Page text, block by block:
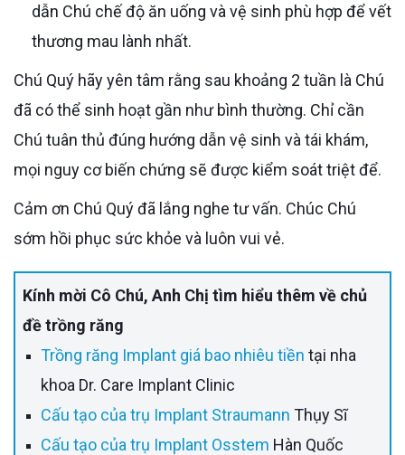
dẫn Chú chế độ ăn uống và vệ sinh phù hợp để vết
thương mau lành nhất.
Chú Quý hãy yên tâm rằng sau khoảng 2 tuần là Chú
đã có thể sinh hoạt gần như bình thường. Chỉ cần
Chú tuân thủ đúng hướng dẫn vệ sinh và tái khám,
mọi nguy cơ biến chứng sẽ được kiểm soát triệt để.
Cảm ơn Chú Quý đã lắng nghe tư vấn. Chúc Chú
sớm hồi phục sức khỏe và luôn vui vẻ.
Kính mời Cô Chú, Anh Chị tìm hiểu thêm về chủ
đề trồng răng
Trồng răng Implant giá bao nhiêu tiền tại nha
khoa Dr. Care Implant Clinic
Cấu tạo của trụ Implant Straumann Thụy Sĩ
Cấu tạo của trụ Implant Osstem Hàn Quốc